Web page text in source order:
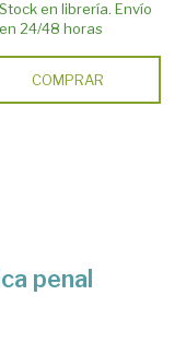
Stock en librería. Envío
en 24/48 horas
COMPRAR
penal